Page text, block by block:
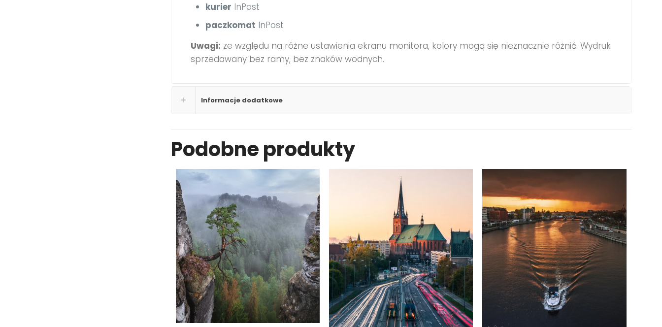
kurier InPost
paczkomat InPost
Uwagi: ze względu na różne ustawienia ekranu monitora, kolory mogą się nieznacznie różnić. Wydruk
sprzedawany bez ramy, bez znaków wodnych.
Informacje dodatkowe
Podobne produkty